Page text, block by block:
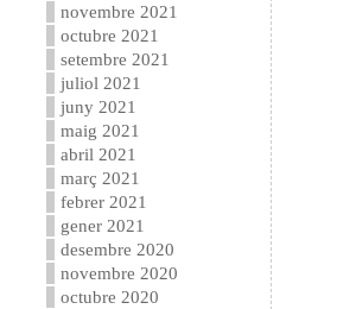
novembre 2021
octubre 2021
setembre 2021
juliol 2021
juny 2021
maig 2021
abril 2021
març 2021
febrer 2021
gener 2021
desembre 2020
novembre 2020
octubre 2020